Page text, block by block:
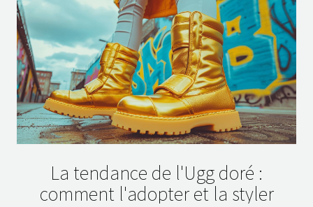
La tendance de l'Ugg doré :
comment l'adopter et la styler